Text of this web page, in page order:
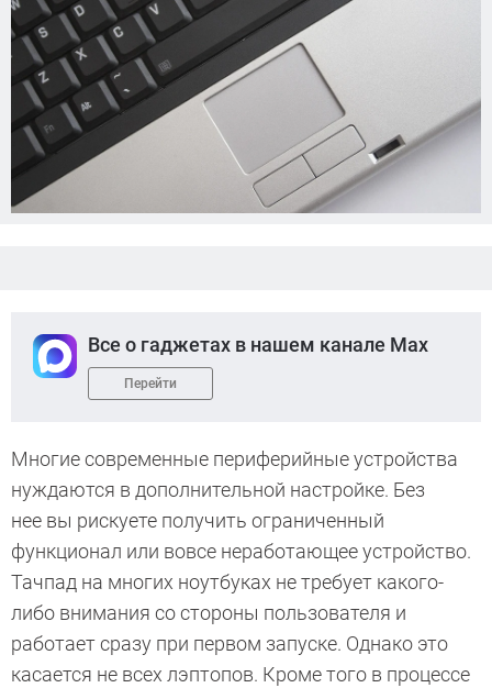
Все о гаджетах в нашем канале Max
Перейти
Многие современные периферийные устройства
нуждаются в дополнительной настройке. Без
нее вы рискуете получить ограниченный
функционал или вовсе неработающее устройство.
Тачпад на многих ноутбуках не требует какого-
либо внимания со стороны пользователя и
работает сразу при первом запуске. Однако это
касается не всех лэптопов. Кроме того в процессе